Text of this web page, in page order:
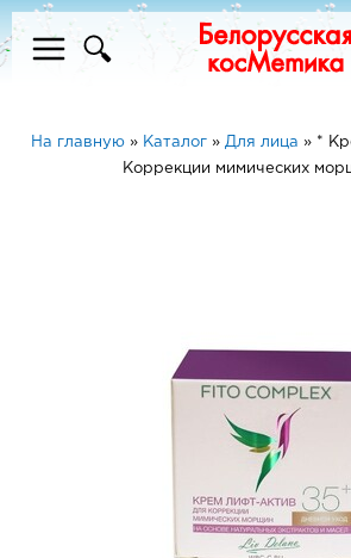
На главную » Каталог » Для лица » *
Коррекции мимических